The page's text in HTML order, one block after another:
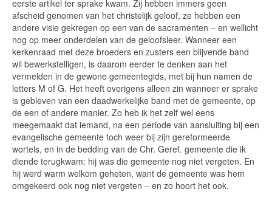
eerste artikel ter sprake kwam. Zij hebben immers geen
afscheid genomen van het christelijk geloof, ze hebben een
andere visie gekregen op een van de sacramenten – en wellicht
nog op meer onderdelen van de geloofsleer. Wanneer een
kerkenraad met deze broeders en zusters een blijvende band
wil bewerkstelligen, is daarom eerder te denken aan het
vermelden in de gewone gemeentegids, met bij hun namen de
letters M of G. Het heeft overigens alleen zin wanneer er sprake
is gebleven van een daadwerkelijke band met de gemeente, op
de een of andere manier. Zo heb ik het zelf wel eens
meegemaakt dat iemand, na een periode van aansluiting bij een
evangelische gemeente toch weer bij zijn gereformeerde
wortels, en in de bedding van de Chr. Geref. gemeente die ik
diende terugkwam: hij was die gemeente nog niet vergeten. En
hij werd warm welkom geheten, want de gemeente was hem
omgekeerd ook nog niet vergeten – en zo hoort het ook.